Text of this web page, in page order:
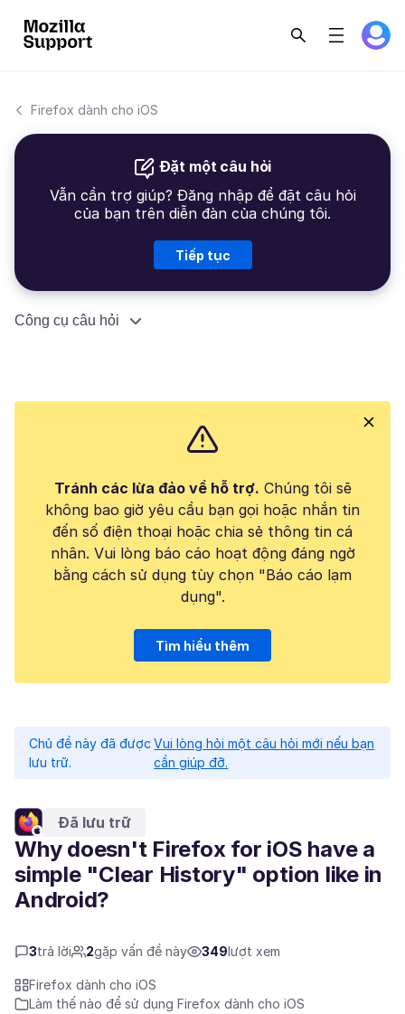
Firefox dành cho iOS
Đặt một câu hỏi
Vẫn cần trợ giúp? Đăng nhập để đặt câu hỏi
của bạn trên diễn đàn của chúng tôi.
Tiếp tục
Công cụ câu hỏi
Tránh các lừa đảo về hỗ trợ. Chúng tôi sẽ
không bao giờ yêu cầu bạn gọi hoặc nhắn tin
đến số điện thoại hoặc chia sẻ thông tin cá
nhân. Vui lòng báo cáo hoạt động đáng ngờ
bằng cách sử dụng tùy chọn "Báo cáo lạm
dụng".
Tìm hiểu thêm
Chủ đề này đã được
lưu trữ.
Vui lòng hỏi một câu hỏi mới nếu bạn
cần giúp đỡ.
Đã lưu trữ
Why doesn't Firefox for iOS have a
simple "Clear History" option like in
Android?
3trả lời 2gặp vấn đề này 349lượt xem
Firefox dành cho iOS
Làm thế nào để sử dụng Firefox dành cho iOS